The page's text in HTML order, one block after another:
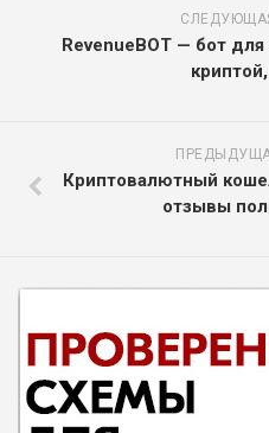
RevenueBOT — бот для
Криптовалютный
отзывы